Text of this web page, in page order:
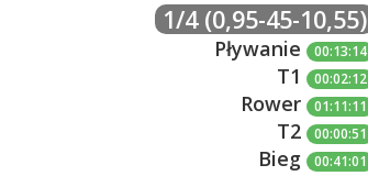
1/4 (0,95-45-10,55)
Pływanie 00:13:14
T1 00:02:12
Rower 01:11:11
T2 00:00:51
Bieg 00:41:01